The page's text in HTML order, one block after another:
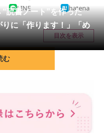
読書ノート”を作った
に「作ります！」「め
LINE hatena
目次を表示
む